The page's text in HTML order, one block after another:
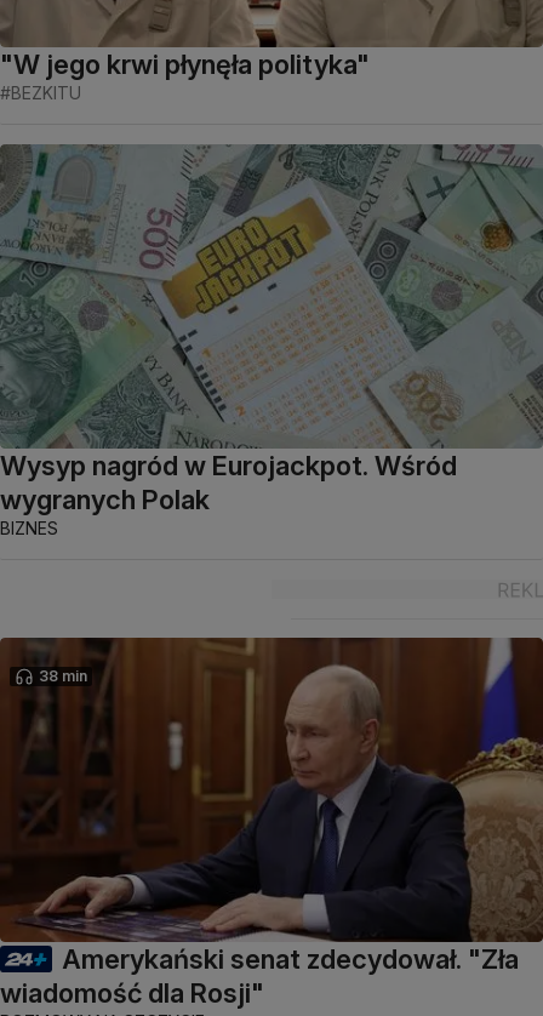
"W jego krwi płynęła polityka"
#BEZKITU
Wysyp nagród w Eurojackpot. Wśród
wygranych Polak
BIZNES
38 min
Amerykański senat zdecydował. "Zła
wiadomość dla Rosji"